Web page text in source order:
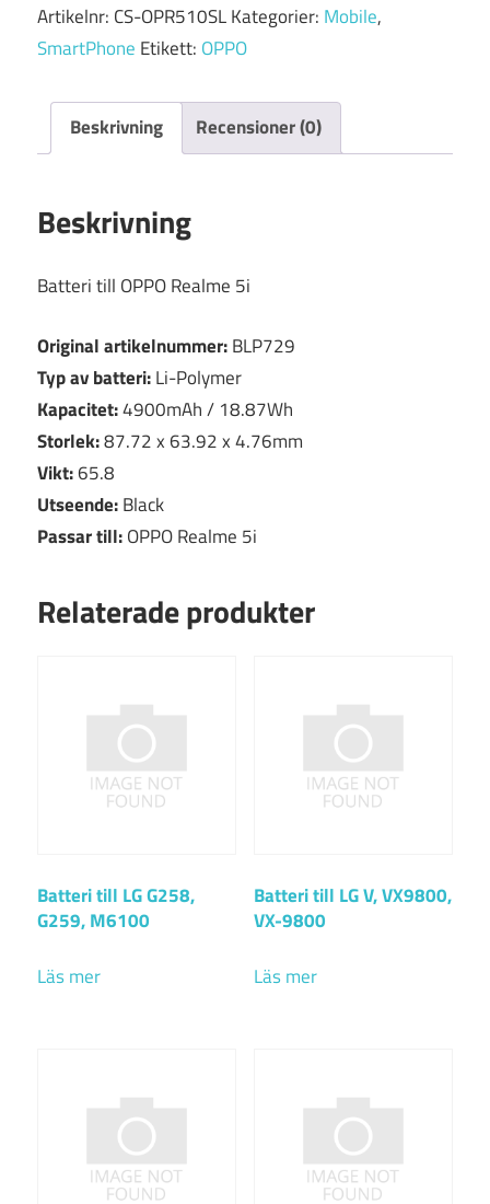
Artikelnr: CS-OPR510SLKategorier: Mobile,
SmartPhone Etikett: OPPO
Beskrivning Recensioner (0)
Beskrivning
Batteri till OPPO Realme 5i
Original artikelnummer:BLP729
Typ av batteri:Li-Polymer
Kapacitet:4900mAh / 18.87Wh
Storlek:87.72 x 63.92 x 4.76mm
Vikt:65.8
Utseende:Black
Passar till:OPPO Realme 5i
Relaterade produkter
Batteri till LG G258,
G259, M6100
Läs mer
Batteri till LG V, VX9800,
VX-9800
Läs mer